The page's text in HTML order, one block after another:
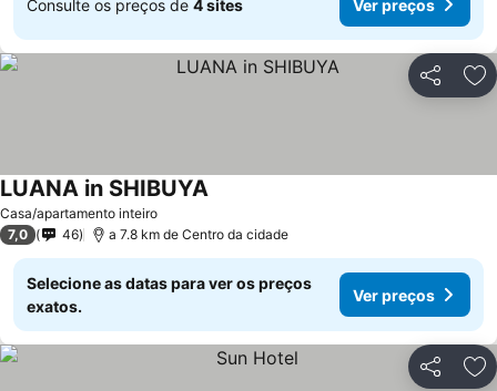
Consulte os preços de 4 sites Ver preços
Partilhar
Casa/apartamento inteiro
LUANA in SHIBUYA
7,0 46 a 7.8 km de Centro da cidade
Selecione as datas para ver os preços
exatos.
Ver preços
Partilhar